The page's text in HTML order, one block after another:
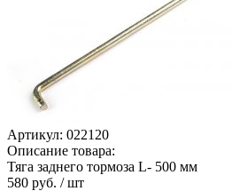
Артикул: 022120
Описание товара:
Тяга заднего тормоза L- 500 мм
580 руб. / шт